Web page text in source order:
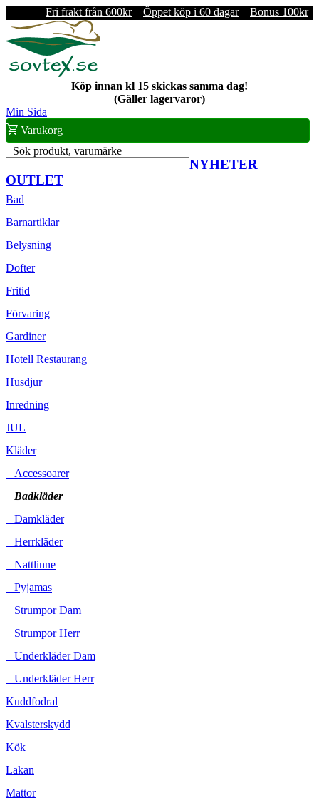
Fri frakt från 600kr Öppet köp i 60 dagar Bonus 100kr
Köp innan kl 15 skickas samma dag!
(Gäller lagervaror)
Min Sida
Varukorg
Sök produkt, varumärke
NYHETER
OUTLET
Bad
Barnartiklar
Belysning
Dofter
Fritid
Förvaring
Gardiner
Hotell Restaurang
Husdjur
Inredning
JUL
Kläder
Accessoarer
Badkläder
Damkläder
Herrkläder
Nattlinne
Pyjamas
Strumpor Dam
Strumpor Herr
Underkläder Dam
Underkläder Herr
Kuddfodral
Kvalsterskydd
Kök
Lakan
Mattor